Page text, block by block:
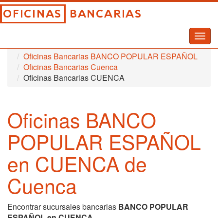
Inicio
Oficinas Bancarias
Oficinas Bancarias BANCO POPULAR ESPAÑOL
Oficinas Bancarias Cuenca
Oficinas Bancarias CUENCA
Oficinas BANCO
POPULAR ESPAÑOL
en CUENCA de
Cuenca
Encontrar sucursales bancarias BANCO POPULAR